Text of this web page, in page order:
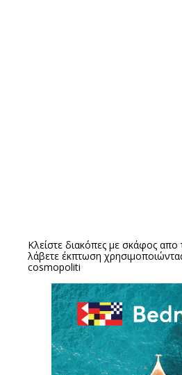
Κλείστε διακόπες με σκάφος απο
λάβετε έκπτωση
cosmopoliti